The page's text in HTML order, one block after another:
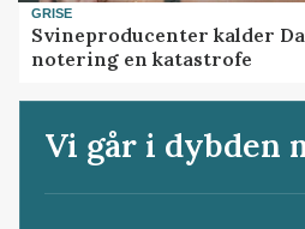
GRISE
Svineproducenter kalder
notering en katastrofe
Vi går i dybden